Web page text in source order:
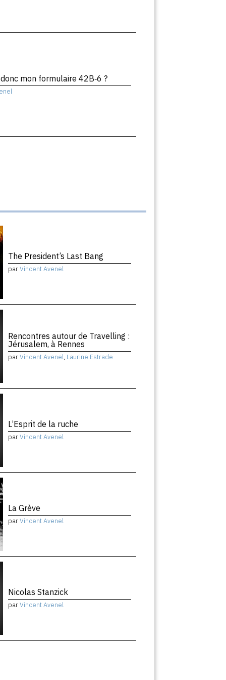
mon formulaire 42B‑6 ?
The President’s Last Bang
parVincent Avenel
Rencontres autour de Travelling :
Jérusalem, à Rennes
parVincent Avenel, Laurine Estrade
L’Esprit de la ruche
parVincent Avenel
La Grève
parVincent Avenel
Nicolas Stanzick
parVincent Avenel